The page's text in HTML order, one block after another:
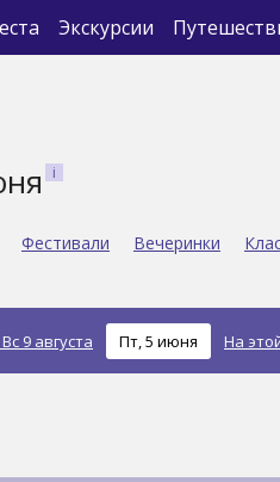
Экскурсии
Фестивали Вечеринки
9 августа Пт, 5 июня На